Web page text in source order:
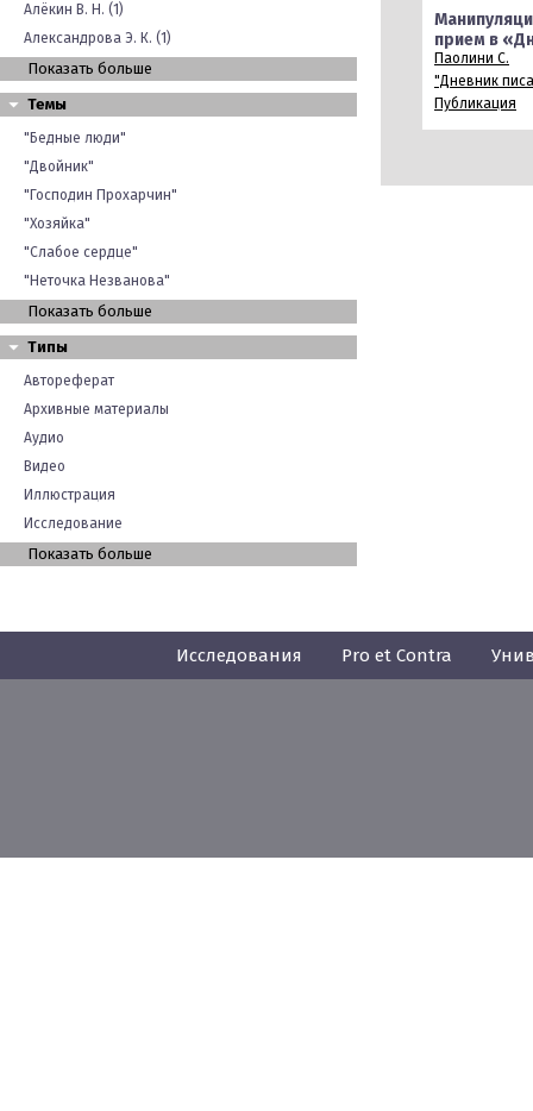
Алёкин В. Н. (1)
Александрова Э. К. (1)
Показать больше
Темы
"Бедные люди"
"Двойник"
"Господин Прохарчин"
"Хозяйка"
"Слабое сердце"
"Неточка Незванова"
Показать больше
Типы
Автореферат
Архивные материалы
Аудио
Видео
Иллюстрация
Исследование
Показать больше
прием в
Паолини С.
"Дневник
Публикация
Исследования Pro et Contra